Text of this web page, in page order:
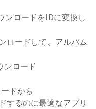
ンロードをIDに変換し
ロードして、アルバム
ンロード
ドから
するのに最適なアプリ